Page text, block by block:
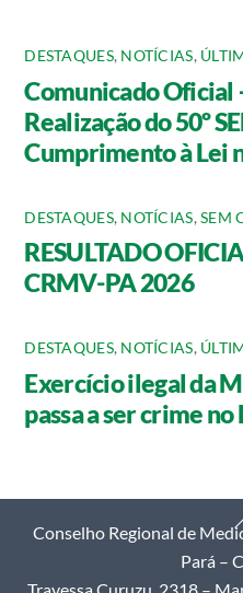
DESTAQUES, NOTÍCIAS,
Comunicado Oficial
Realização do 50º
Cumprimento à Lei
DESTAQUES, NOTÍCIAS,SEM
RESULTADO
CRMV-PA 2026
DESTAQUES, NOTÍCIAS,
Exercício ilegal da
passa a ser crime no
Conselho Regional de
Pará –